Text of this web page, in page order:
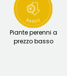
Piante perenni a
prezzo basso